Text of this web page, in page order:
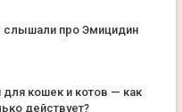
слышали про Эмицидин
кошек и котов — как
действует?